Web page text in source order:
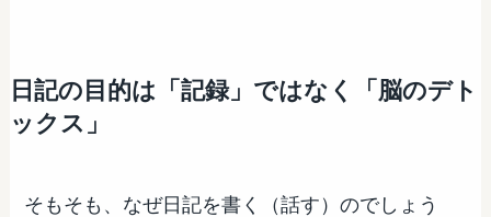
日記の目的は「記録」ではなく「脳のデト
ックス」
そもそも、なぜ日記を書く（話す）のでしょう